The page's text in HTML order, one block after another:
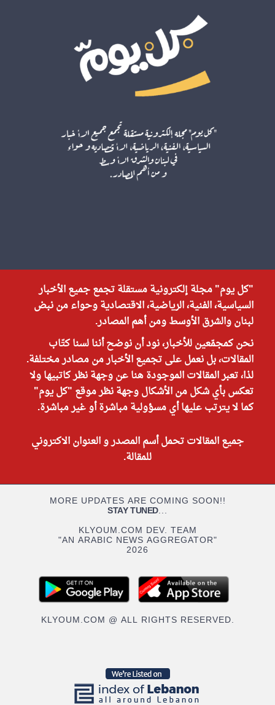
"كل يوم" مجلة إلكترونية مستقلة تجمع جميع الأخبار
السياسية، الفنية، الرياضية، الاقتصادية وحواء من نبض
لبنان والشرق الأوسط ومن أهم المصادر.
نحن كمجمّعين للأخبار، نود أن نوضح أننا لسنا كتّاب
المقالات، بل نعمل على تجميع الأخبار من مصادر مختلفة.
لذا، تعبر المقالات الموجودة هنا عن وجهة نظر كاتبيها ولا
تعكس بأي شكل من الأشكال وجهة نظر موقع "كل يوم"
كما لا يترتب عليها أي مسؤولية مباشرة أو غير مباشرة.
جميع المقالات تحمل أسم المصدر و العنوان الاكتروني
للمقالة.
MORE UPDATES ARE COMING SOON!!
STAY TUNED...
KLYOUM.COM DEV. TEAM
"AN ARABIC NEWS AGGREGATOR"
2026
KLYOUM.COM @ ALL RIGHTS RESERVED.